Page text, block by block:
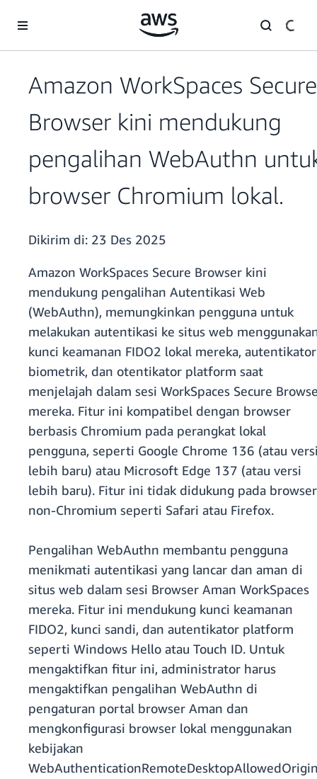
Amazon WorkSpaces Secure
Browser kini mendukung
pengalihan WebAuthn
browser Chromium lokal.
Dikirim di: 23 Des 2025
Amazon WorkSpaces Secure Browser kini
mendukung pengalihan Autentikasi Web
(WebAuthn), memungkinkan pengguna untuk
melakukan autentikasi ke situs web
kunci keamanan FIDO2 lokal mereka, autentikator
biometrik, dan otentikator platform saat
menjelajah dalam sesi WorkSpaces Secure
mereka. Fitur ini kompatibel dengan browser
berbasis Chromium pada perangkat lokal
pengguna, seperti Google Chrome 136 (atau
lebih baru) atau Microsoft Edge 137 (atau versi
lebih baru). Fitur ini tidak didukung pada browser
non-Chromium seperti Safari atau Firefox.
Pengalihan WebAuthn membantu pengguna
menikmati autentikasi yang lancar dan aman di
situs web dalam sesi Browser Aman WorkSpaces
mereka. Fitur ini mendukung kunci keamanan
FIDO2, kunci sandi, dan autentikator platform
seperti Windows Hello atau Touch ID. Untuk
mengaktifkan fitur ini, administrator harus
mengaktifkan pengalihan WebAuthn di
pengaturan portal browser Aman dan
mengkonfigurasi browser lokal menggunakan
kebijakan